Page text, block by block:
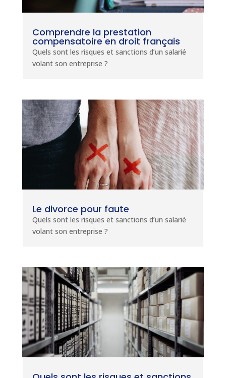
Comprendre la prestation
compensatoire en droit français
Quels sont les risques et sanctions d’un salarié
volant son entreprise ?
Le divorce pour faute
Quels sont les risques et sanctions d’un salarié
volant son entreprise ?